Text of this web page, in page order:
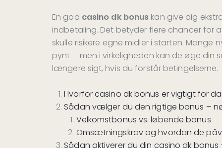
En god casino dk bonus kan give dig
indbetaling. Det betyder flere chancer for
skulle risikere egne midler i starten. Mange
pynt – men i virkeligheden kan de øge din
længere sigt, hvis du forstår betingelserne.
Hvorfor casino dk bonus er vigtigt for
Sådan vælger du den rigtige bonus –
Velkomstbonus vs. løbende bonus
Omsætningskrav og hvordan de
Sådan aktiverer du din casino dk bonus